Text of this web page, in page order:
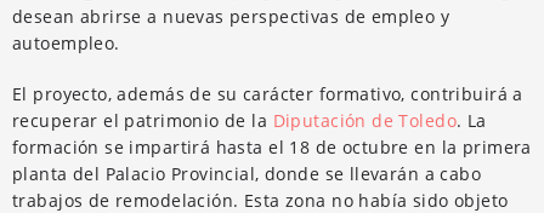
desean abrirse a nuevas perspectivas de empleo y
autoempleo.
El proyecto, además de su carácter formativo, contribuirá a
recuperar el patrimonio de la Diputación de Toledo. La
formación se impartirá hasta el 18 de octubre en la primera
planta del Palacio Provincial, donde se llevarán a cabo
trabajos de remodelación. Esta zona no había sido objeto